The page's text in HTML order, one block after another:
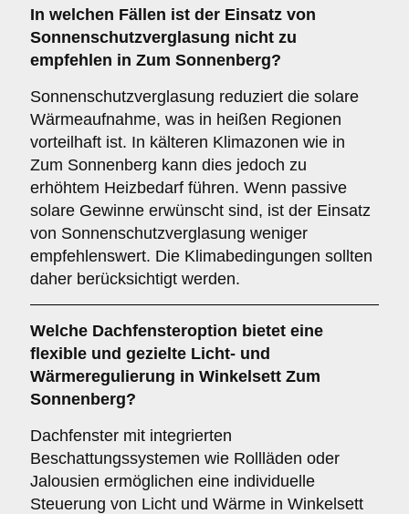
In welchen Fällen ist der Einsatz von
Sonnenschutzverglasung nicht zu
empfehlen in Zum Sonnenberg?
Sonnenschutzverglasung reduziert die solare
Wärmeaufnahme, was in heißen Regionen
vorteilhaft ist. In kälteren Klimazonen wie in
Zum Sonnenberg kann dies jedoch zu
erhöhtem Heizbedarf führen. Wenn passive
solare Gewinne erwünscht sind, ist der Einsatz
von Sonnenschutzverglasung weniger
empfehlenswert. Die Klimabedingungen sollten
daher berücksichtigt werden.
Welche Dachfensteroption bietet eine
flexible und gezielte Licht- und
Wärmeregulierung in Winkelsett Zum
Sonnenberg?
Dachfenster mit integrierten
Beschattungssystemen wie Rollläden oder
Jalousien ermöglichen eine individuelle
Steuerung von Licht und Wärme in Winkelsett